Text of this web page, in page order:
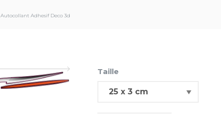
Autocollant Adhesif Deco 3d
Taille